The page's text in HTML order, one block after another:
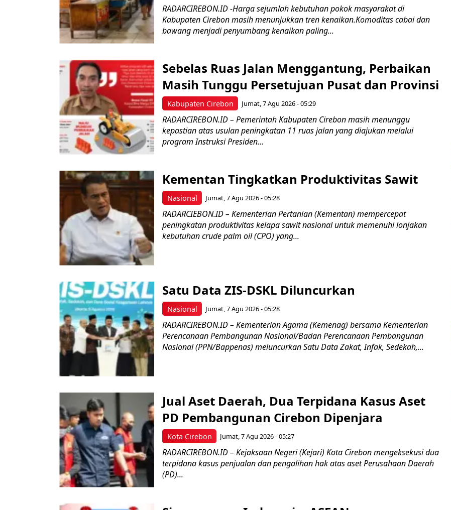
RADARCIREBON.ID -Harga sejumlah kebutuhan pokok masyarakat di
Kabupaten Cirebon masih menunjukkan tren kenaikan.Komoditas cabai dan
bawang menjadi penyumbang kenaikan paling...
Kabupaten Cirebon
Sebelas Ruas Jalan Menggantung, Perbaikan
Masih Tunggu Persetujuan Pusat dan Provinsi
Jumat, 7 Agu 2026 - 05:29
RADARCIREBON.ID – Pemerintah Kabupaten Cirebon masih menunggu
kepastian atas usulan peningkatan 11 ruas jalan yang diajukan melalui
program Instruksi Presiden...
Nasional
Kementan Tingkatkan Produktivitas Sawit
Jumat, 7 Agu 2026 - 05:28
RADARCIEBON.ID – Kementerian Pertanian (Kementan) mempercepat
peningkatan produktivitas kelapa sawit nasional untuk memenuhi lonjakan
kebutuhan crude palm oil (CPO) yang...
Nasional
Satu Data ZIS-DSKL Diluncurkan
Jumat, 7 Agu 2026 - 05:28
RADARCIREBON.ID – Kementerian Agama (Kemenag) bersama Kementerian
Perencanaan Pembangunan Nasional/Badan Perencanaan Pembangunan
Nasional (PPN/Bappenas) meluncurkan Satu Data Zakat, Infak, Sedekah,...
Kota Cirebon
Jual Aset Daerah, Dua Terpidana Kasus Aset
PD Pembangunan Cirebon Dipenjara
Jumat, 7 Agu 2026 - 05:27
RADARCIREBON.ID – Kejaksaan Negeri (Kejari) Kota Cirebon mengeksekusi dua
terpidana kasus penjualan dan pengalihan hak atas aset Perusahaan Daerah
(PD)...